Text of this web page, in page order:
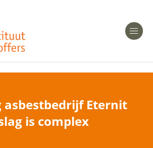
asbestbedrijf Eternit
is complex